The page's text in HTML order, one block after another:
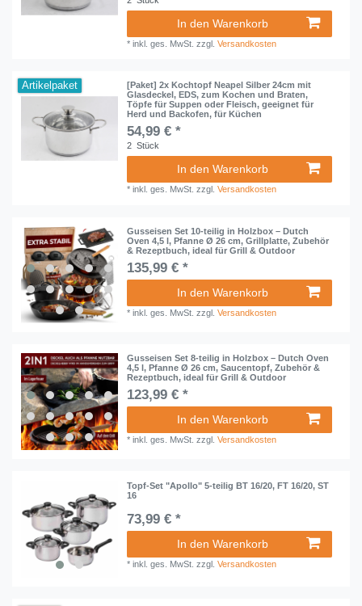
In den Warenkorb
*inkl. ges. MwSt. zzgl.Versandkosten
Artikelpaket
[Paket] 2x Kochtopf Neapel Silber 24cm mit
Glasdeckel, EDS, zum Kochen und Braten,
Töpfe für Suppen oder Fleisch, geeignet für
Herd und Backofen, für Küchen
54,99 € *
2 Stück
In den Warenkorb
*inkl. ges. MwSt. zzgl.Versandkosten
Gusseisen Set 10-teilig in Holzbox – Dutch
Oven 4,5 l, Pfanne Ø 26 cm, Grillplatte, Zubehör
& Rezeptbuch, ideal für Grill & Outdoor
135,99 € *
In den Warenkorb
*inkl. ges. MwSt. zzgl.Versandkosten
Gusseisen Set 8-teilig in Holzbox – Dutch Oven
4,5 l, Pfanne Ø 26 cm, Saucentopf, Zubehör &
Rezeptbuch, ideal für Grill & Outdoor
123,99 € *
In den Warenkorb
*inkl. ges. MwSt. zzgl.Versandkosten
Topf-Set "Apollo" 5-teilig BT 16/20, FT 16/20, ST
16
73,99 € *
In den Warenkorb
*inkl. ges. MwSt. zzgl.Versandkosten